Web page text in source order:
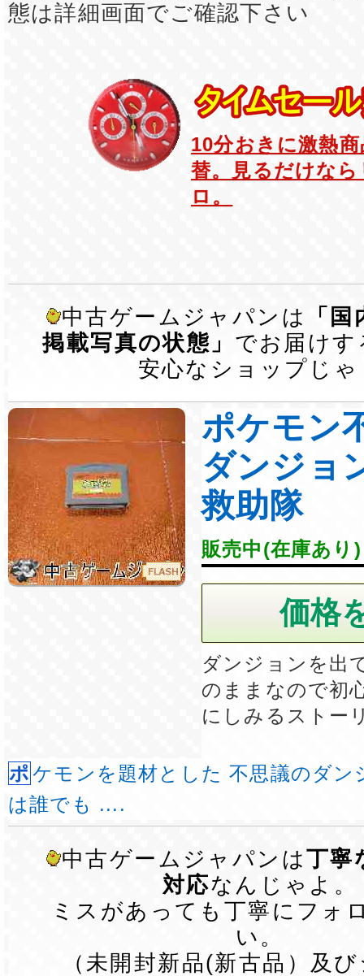
態は詳細画面でご確認下さい
10分おきに激熱
替。見るだけな
ロ。
中古ゲームジャパンは
「
掲載写真の状態」 でお届けす
安心なショップじゃ
ポケモン
ダンジ
救助隊
販売中(在庫あり)
ダンジョンを出
のままなので初
にしみるストー
ポケモンを題材とした 不思議のダンジョン。 本作品
は誰でも ....
中古ゲームジャパンは丁寧
対応なんじゃよ。
ミスがあっても丁寧にフォ
い。
（未開封新品(新古品）及